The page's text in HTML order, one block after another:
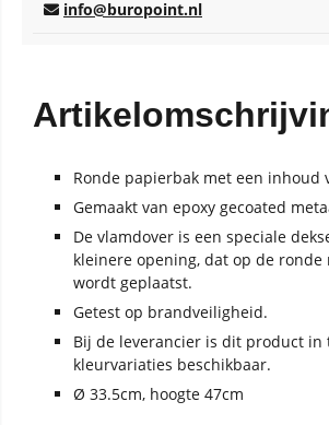
info@buropoint.nl
Ronde papierbak met een inhoud
Gemaakt van epoxy gecoated
De vlamdover is een speciale
kleinere opening, dat op de ronde
wordt geplaatst.
Getest op brandveiligheid.
Bij de leverancier is dit product in
kleurvariaties beschikbaar.
Ø 33.5cm, hoogte 47cm